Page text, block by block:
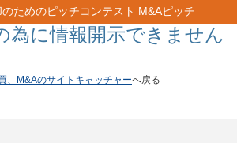
ためのピッチコンテスト M&Aピッチ
為に情報開示できません
、M&Aのサイトキャッチャーへ戻る